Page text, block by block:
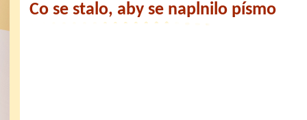
Co se stalo, aby se naplnilo písmo